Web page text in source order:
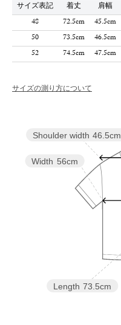
サイズ表記 着丈 肩幅
48
72.5cm 45.5cm
50
73.5cm 46.5cm
52
74.5cm 47.5cm
サイズの測り方について
Length 73.5cm
Width 56cm
Shoulder width 46.5cm